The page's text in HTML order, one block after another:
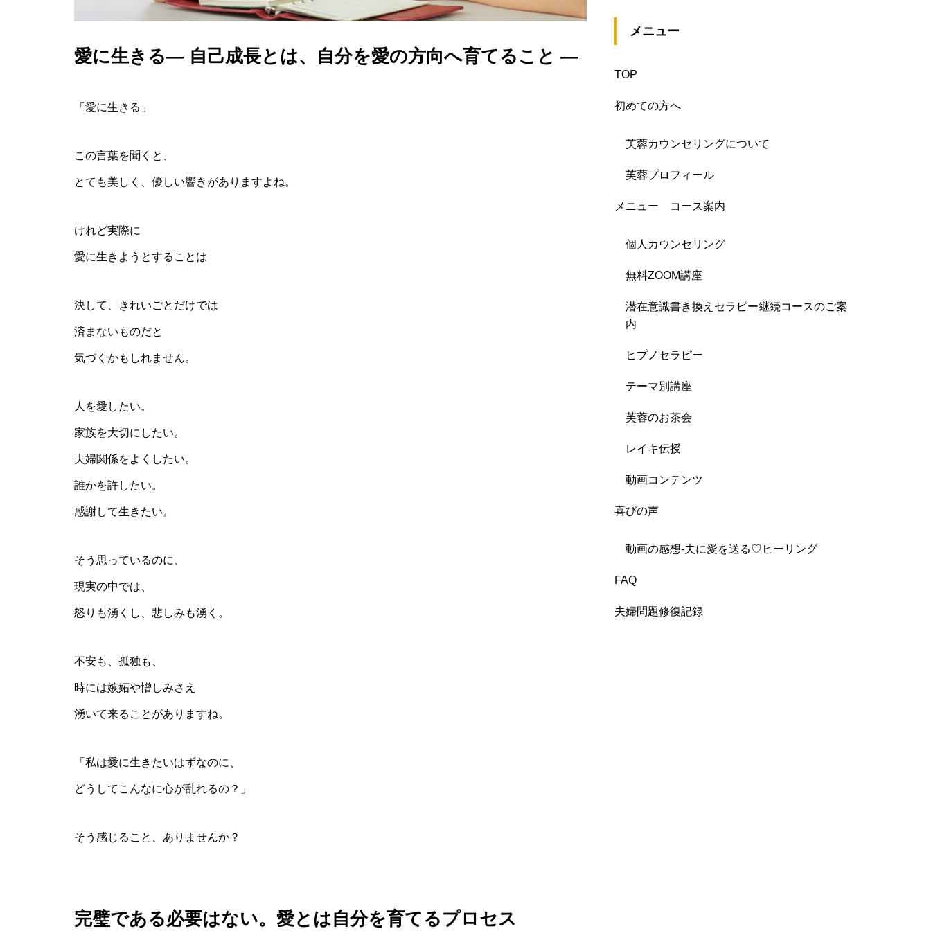
愛に生きる― 自己成長とは、自分を愛の方向へ育てること ―
「愛に生きる」
この言葉を聞くと、
とても美しく、優しい響きがありますよね。
けれど実際に
愛に生きようとすることは
決して、きれいごとだけでは
済まないものだと
気づくかもしれません。
人を愛したい。
家族を大切にしたい。
夫婦関係をよくしたい。
誰かを許したい。
感謝して生きたい。
そう思っているのに、
現実の中では、
怒りも湧くし、悲しみも湧く。
不安も、孤独も、
時には嫉妬や憎しみさえ
湧いて来ることがありますね。
「私は愛に生きたいはずなのに、
どうしてこんなに心が乱れるの？」
そう感じること、ありませんか？
完璧である必要はない。愛とは自分を育てるプロセス
メニュー
TOP
初めての方へ
芙蓉カウンセリングについて
芙蓉プロフィール
メニュー コース案内
個人カウンセリング
無料ZOOM講座
潜在意識書き換えセラピー継続コースのご案
内
ヒプノセラピー
テーマ別講座
芙蓉のお茶会
レイキ伝授
動画コンテンツ
喜びの声
動画の感想-夫に愛を送る♡ヒーリング
FAQ
夫婦問題修復記録